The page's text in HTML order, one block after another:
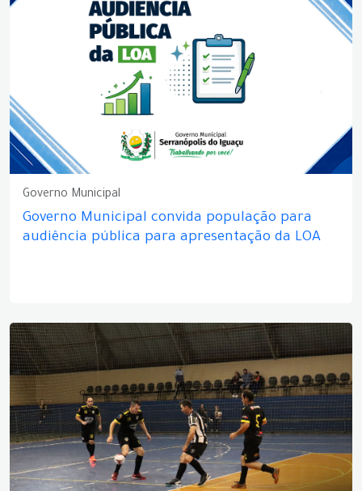
Governo Municipal
Governo Municipal convida população para
audiência pública para apresentação da LOA